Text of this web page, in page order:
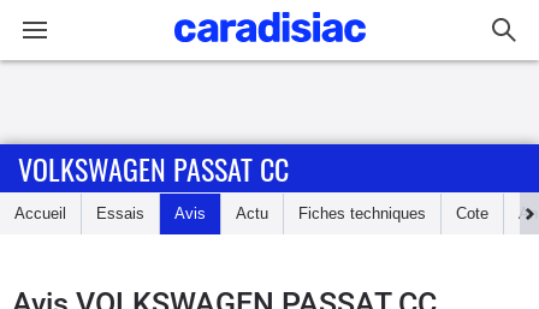
Accueil
Essais
VOLKSWAGEN PASSAT CC
Accueil Essais Avis Actu Fiches techniques Cote